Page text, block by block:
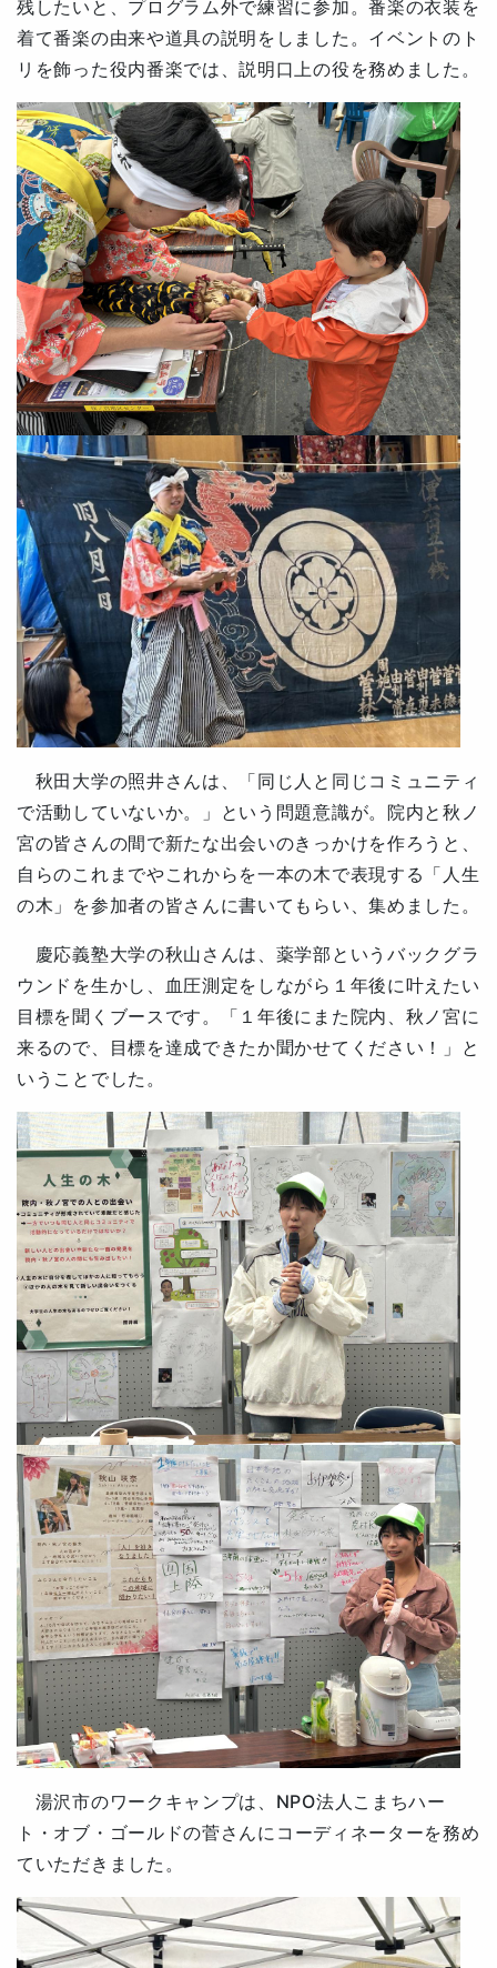
残したいと、プログラム外で練習に参加。番楽の衣装を
着て番楽の由来や道具の説明をしました。イベントのト
リを飾った役内番楽では、説明口上の役を務めました。
秋田大学の照井さんは、「同じ人と同じコミュニティ
で活動していないか。」という問題意識が。院内と秋ノ
宮の皆さんの間で新たな出会いのきっかけを作ろうと、
自らのこれまでやこれからを一本の木で表現する「人生
の木」を参加者の皆さんに書いてもらい、集めました。
慶応義塾大学の秋山さんは、薬学部というバックグラ
ウンドを生かし、血圧測定をしながら１年後に叶えたい
目標を聞くブースです。「１年後にまた院内、秋ノ宮に
来るので、目標を達成できたか聞かせてください！」と
いうことでした。
湯沢市のワークキャンプは、NPO法人こまちハー
ト・オブ・ゴールドの菅さんに コーディネーターを務め
ていただきました。